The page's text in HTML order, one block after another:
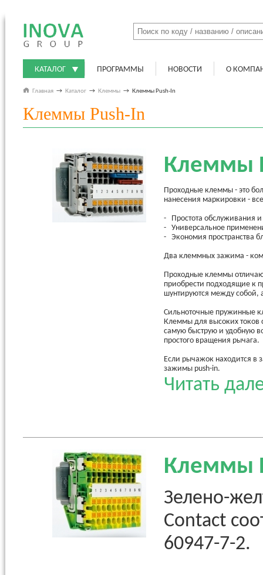
КАТАЛОГ ПРОГРАММЫ НОВОСТИ О
Главная → Каталог → Клеммы → Клеммы Push-In
Клеммы Push-In
Клеммы
Проходные клеммы - это
нанесения маркировки -
- Простота обслуживания
- Универсальное
- Экономия пространства
Два клеммных зажима -
Проходные клеммы
приобрести подходящие
шунтируются между
Сильноточные пружинные
Клеммы для высоких токов
самую быструю и удобную
простого вращения рычага.
Если рычажок находится в
зажимы push-in.
Читать
Клеммы
Зелено-
Contact
60947-7-2.